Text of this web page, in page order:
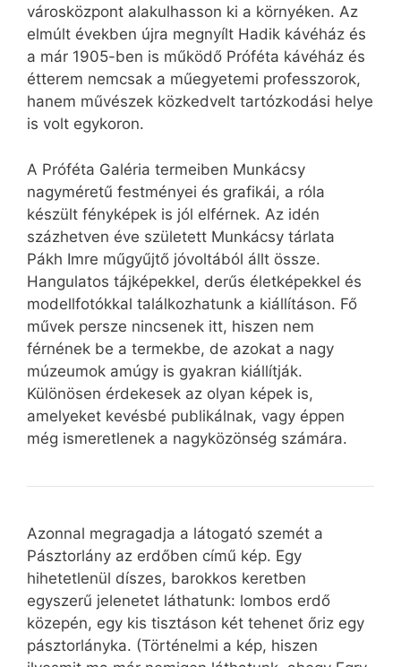
városközpont alakulhasson ki a környéken. Az
elmúlt években újra megnyílt Hadik kávéház és
a már 1905-ben is működő Próféta kávéház és
étterem nemcsak a műegyetemi professzorok,
hanem művészek közkedvelt tartózkodási helye
is volt egykoron.
A Próféta Galéria termeiben Munkácsy
nagyméretű festményei és grafikái, a róla
készült fényképek is jól elférnek. Az idén
százhetven éve született Munkácsy tárlata
Pákh Imre műgyűjtő jóvoltából állt össze.
Hangulatos tájképekkel, derűs életképekkel és
modellfotókkal találkozhatunk a kiállításon. Fő
művek persze nincsenek itt, hiszen nem
férnének be a termekbe, de azokat a nagy
múzeumok amúgy is gyakran kiállítják.
Különösen érdekesek az olyan képek is,
amelyeket kevésbé publikálnak, vagy éppen
még ismeretlenek a nagyközönség számára.
Azonnal megragadja a látogató szemét a
Pásztorlány az erdőben című kép. Egy
hihetetlenül díszes, barokkos keretben
egyszerű jelenetet láthatunk: lombos erdő
közepén, egy kis tisztáson két tehenet őriz egy
pásztorlányka. (Történelmi a kép, hiszen